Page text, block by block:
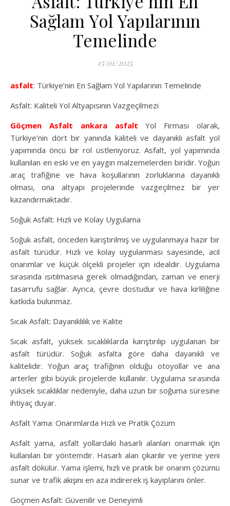
Sağlam Yol Yapılarının
Temelinde
15/01/2025
asfalt: Türkiye’nin En Sağlam Yol Yapılarının Temelinde
Asfalt: Kaliteli Yol Altyapısının Vazgeçilmezi
Göçmen Asfalt
ankara asfalt Yol Firması olarak,
Türkiye’nin dört bir yanında kaliteli ve dayanıklı asfalt yol
yapımında öncü bir rol üstleniyoruz. Asfalt, yol yapımında
kullanılan en eski ve en yaygın malzemelerden biridir. Yoğun
araç trafiğine ve hava koşullarının zorluklarına dayanıklı
olması, ona altyapı projelerinde vazgeçilmez bir yer
kazandırmaktadır.
Soğuk Asfalt: Hızlı ve Kolay Uygulama
Soğuk asfalt, önceden karıştırılmış ve uygulanmaya hazır bir
asfalt türüdür. Hızlı ve kolay uygulanması sayesinde, acil
onarımlar ve küçük ölçekli projeler için idealdir. Uygulama
sırasında ısıtılmasına gerek olmadığından, zaman ve enerji
tasarrufu sağlar. Ayrıca, çevre dostudur ve hava kirliliğine
katkıda bulunmaz.
Sıcak Asfalt: Dayanıklılık ve Kalite
Sıcak asfalt, yüksek sıcaklıklarda karıştırılıp uygulanan bir
asfalt türüdür. Soğuk asfalta göre daha dayanıklı ve
kalitelidir. Yoğun araç trafiğinin olduğu otoyollar ve ana
arterler gibi büyük projelerde kullanılır. Uygulama sırasında
yüksek sıcaklıklar nedeniyle, daha uzun bir soğuma süresine
ihtiyaç duyar.
Asfalt Yama: Onarımlarda Hızlı ve Pratik Çözüm
Asfalt yama, asfalt yollardaki hasarlı alanları onarmak için
kullanılan bir yöntemdir. Hasarlı alan çıkarılır ve yerine yeni
asfalt dökülür. Yama işlemi, hızlı ve pratik bir onarım çözümü
sunar ve trafik akışını en aza indirerek iş kayıplarını önler.
Göçmen Asfalt: Güvenilir ve Deneyimli